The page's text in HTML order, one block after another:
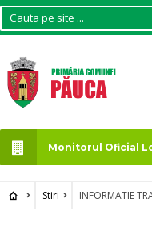
Monitorul Oficial
Stiri INFORMATIE